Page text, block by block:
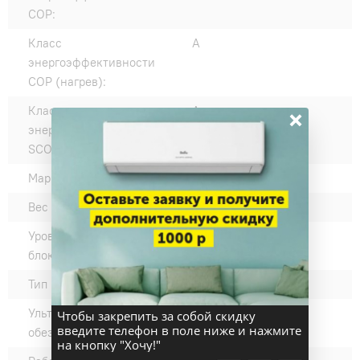
COP:
Класс
энергоэффективности
COP (нагрев):
A
Класс
энергоэффективности
SCOP:
A++
Марка компрессора:
GMCC
Вес внешнего блока, кг:
41
Уровень шума наружного
блока, дБ(А):
60
Тип компрессора:
Ротационный
Ультрафиолетовое
обеззараживание:
нет
×
Чтобы закрепить за собой скидку
введите телефон в поле ниже и нажмите
на кнопку "Хочу!"